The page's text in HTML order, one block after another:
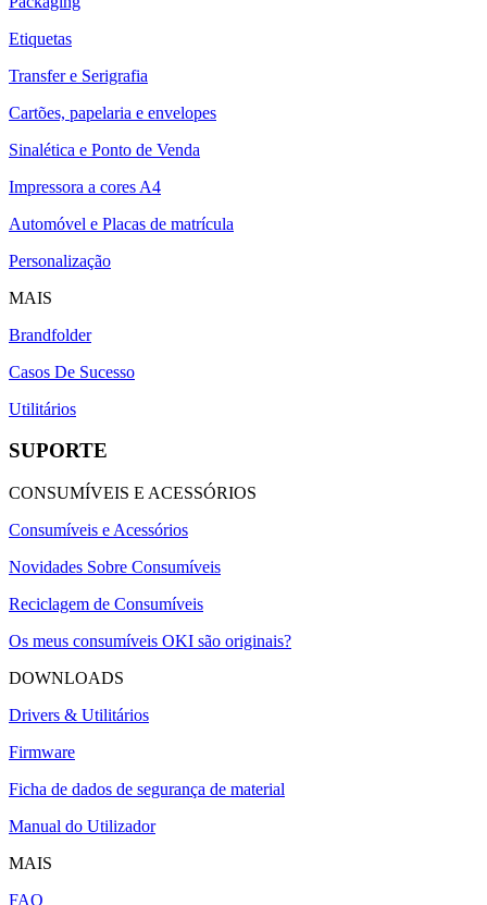
Etiquetas
Transfer e Serigrafia
Cartões, papelaria e envelopes
Sinalética e Ponto de Venda
Impressora a cores A4
Automóvel e Placas de matrícula
Personalização
MAIS
Brandfolder
Casos De Sucesso
Utilitários
SUPORTE
CONSUMÍVEIS E ACESSÓRIOS
Consumíveis e Acessórios
Novidades Sobre Consumíveis
Reciclagem de Consumíveis
Os meus consumíveis OKI são originais?
DOWNLOADS
Drivers & Utilitários
Firmware
Ficha de dados de segurança de material
Manual do Utilizador
MAIS
FAQ